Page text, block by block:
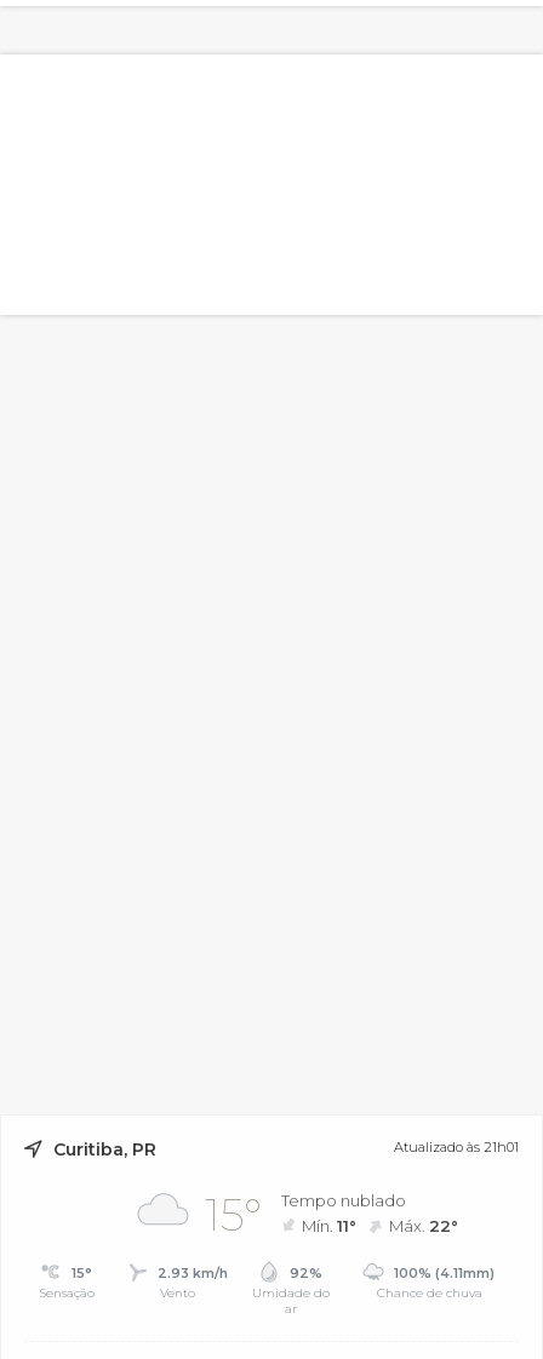
Curitiba, PR Atualizado às 21h01
15°
Tempo nublado
Mín.11° Máx. 22°
15°
Sensação
2.93 km/h
Vento
92%
Umidade do
ar
100% (4.11mm)
Chance de chuva